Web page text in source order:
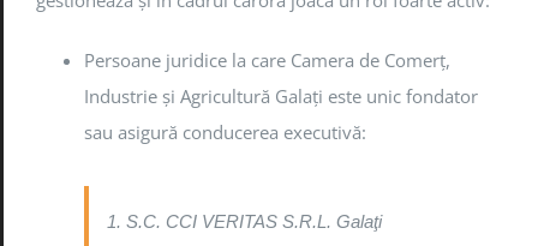
Persoane juridice la care Camera de Comerţ,
Industrie şi Agricultură Galaţi este unic fondator
sau asigură conducerea executivă:
1. S.C. CCI VERITAS S.R.L. Galaţi